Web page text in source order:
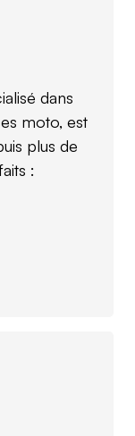
dans
moto, est
plus de
: